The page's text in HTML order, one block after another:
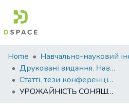
Communities
&
Collections
All of DSpace
Home
Друковані видання. Навчально-науковий інститут агротехнологій, селекції та екології
Статті, тези конференцій. Навчально-науковий інститут агротехнологій, селекції та екології
УРОЖАЙНІСТЬ СОНЯШНИКУ В РІЗНОРОТАЦІЙНИХ СІВОЗМІНАХ ЗА УМОВ НЕСТІЙКОГО ЗВОЛОЖЕННЯ ЛІВОБЕРЕЖНОГО ЛІСОСТЕПУ УКРАЇНИ